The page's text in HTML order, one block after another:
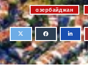
aзербайджан